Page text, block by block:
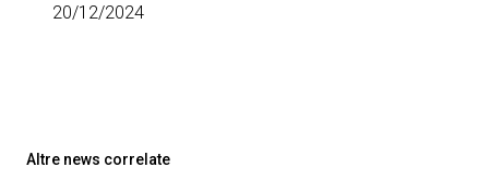
20/12/2024
Altre news correlate